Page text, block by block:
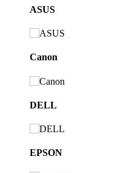
ASUS
Canon
DELL
EPSON